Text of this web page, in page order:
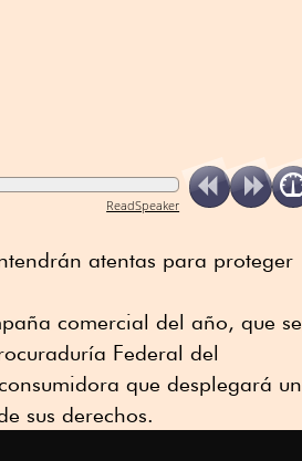
ReadSpeaker
atentas para proteger
comercial del año, que se
Federal del
que desplegará un
sus derechos.